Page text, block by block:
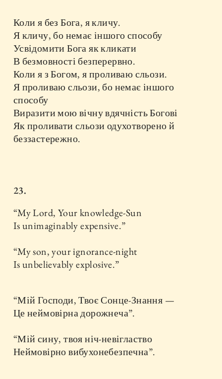
Коли я без Бога, я кличу.
Я кличу, бо немає іншого способу
Усвідомити Бога як кликати
В безмовності безперервно.
Коли я з Богом, я проливаю сльози.
Я проливаю сльози, бо немає іншого
способу
Виразити мою вічну вдячність Богові
Як проливати сльози одухотворено й
беззастережно.
23.
“My Lord, Your knowledge-Sun
Is unimaginably expensive.”
“My son, your ignorance-night
Is unbelievably explosive.”
“Мій Господи, Твоє Сонце-Знання —
Це неймовірна дорожнеча”.
“Мій сину, твоя ніч-невігластво
Неймовірно вибухонебезпечна”.